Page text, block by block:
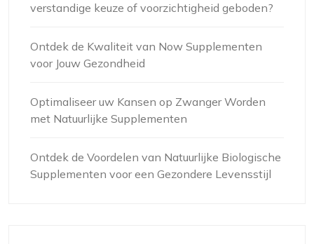
verstandige keuze of voorzichtigheid geboden?
Ontdek de Kwaliteit van Now Supplementen
voor Jouw Gezondheid
Optimaliseer uw Kansen op Zwanger Worden
met Natuurlijke Supplementen
Ontdek de Voordelen van Natuurlijke Biologische
Supplementen voor een Gezondere Levensstijl